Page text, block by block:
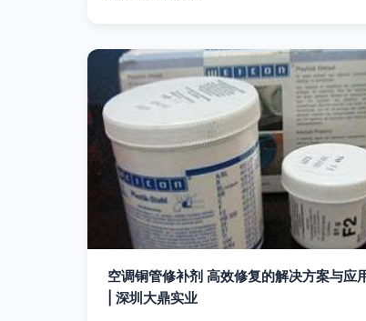
空调铜管修补剂 高效修复的解决方案与应
| 深圳大鼎实业